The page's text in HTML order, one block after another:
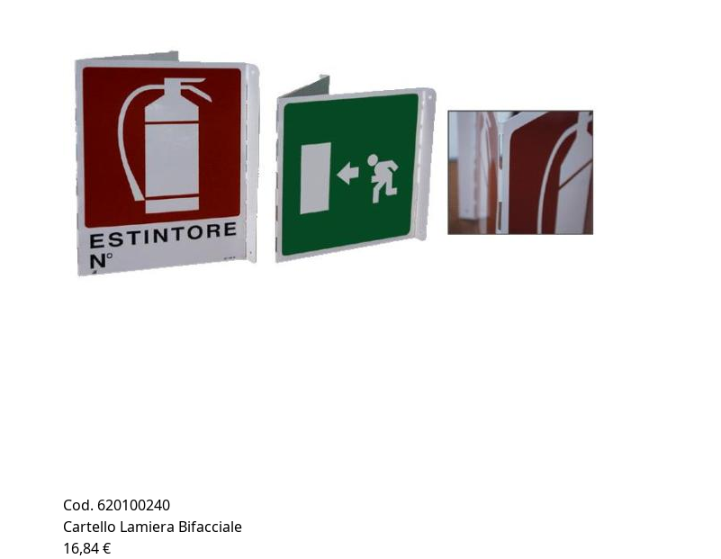
Cod. 620100240
Cartello Lamiera Bifacciale
16,84 €